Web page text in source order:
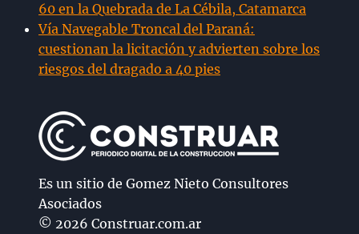
60 en la Quebrada de La Cébila, Catamarca
Vía Navegable Troncal del Paraná:
cuestionan la licitación y advierten sobre los
riesgos del dragado a 40 pies
Es un sitio de Gomez Nieto Consultores
Asociados
© 2026 Construar.com.ar